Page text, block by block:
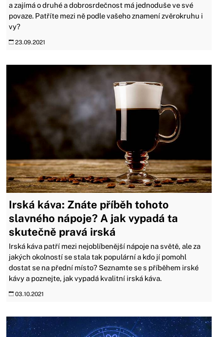
a zajímá o druhé a dobrosrdečnost má jednoduše ve své
povaze. Patříte mezi ně podle vašeho znamení zvěrokruhu i
vy?
23.09.2021
Irská káva: Znáte příběh tohoto
slavného nápoje? A jak vypadá ta
skutečně pravá irská
Irská káva patří mezi nejoblíbenější nápoje na světě, ale za
jakých okolností se stala tak populární a kdo jí pomohl
dostat se na přední místo? Seznamte se s příběhem irské
kávy a poznejte, jak vypadá kvalitní irská káva.
03.10.2021